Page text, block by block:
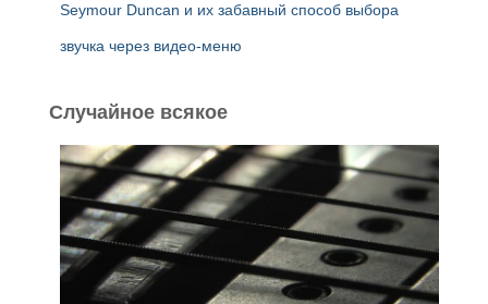
Seymour Duncan и их забавный способ выбора
звучка через видео-меню
Случайное всякое